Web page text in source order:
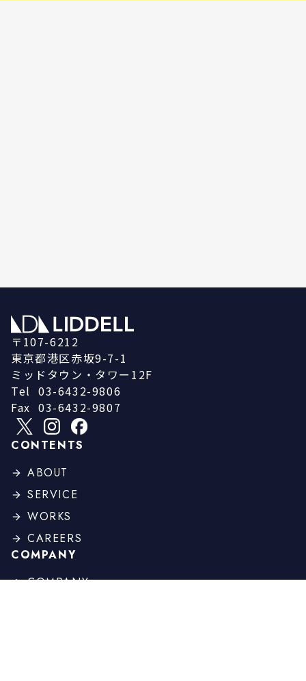
〒107-6212
東京都港区赤坂9-7-1
ミッドタウン・タワー12F
Tel 03-6432-9806
Fax 03-6432-9807
CONTENTS
ABOUT
SERVICE
WORKS
CAREERS
COMPANY
COMPANY